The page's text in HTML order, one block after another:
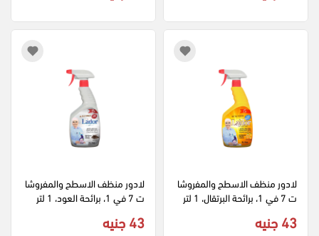
لادور منظف الاسطح والمفروشا
ت 7 في 1، برائحة البرتقال، 1 لتر
43 جنيه
لادور منظف الاسطح والمفروشا
ت 7 في 1، برائحة العود، 1 لتر
43 جنيه